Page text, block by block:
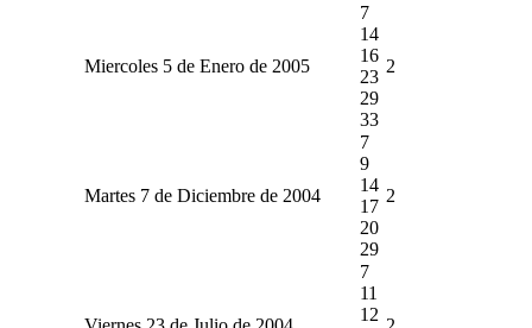
Miercoles 5 de Enero de 2005
7
14
16
23
29
33
2
Martes 7 de Diciembre de 2004
7
9
14
17
20
29
2
7
11
12